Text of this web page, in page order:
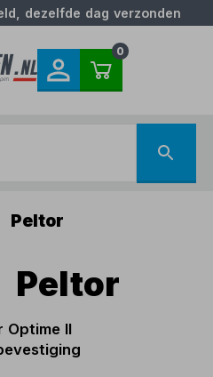
dezelfde dag verzonden
0
Peltor
Peltor
Optime II